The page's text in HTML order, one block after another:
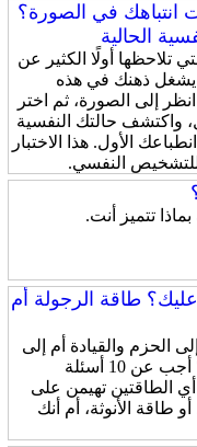
انتباهك في الصورة؟
الحالية
تلاحظها أولًا الكثير عن
يشغل ذهنك في هذه
إلى الصورة، ثم اختر
واكتشف حالتك النفسية
الأول. هذا الاختبار
للتشخيص النفسي.
تتميز أنت.
طاقة الرجولة أم
الحزم والقيادة أم إلى
التعاطف والحدس؟ أجب عن 10 أسئلة
الطاقتين تهيمن على
طاقة الأنوثة، أم أنك